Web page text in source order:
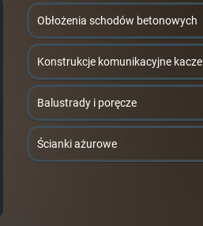
Obłożenia schodów betonowych
Konstrukcje komunikacyjne kacze
Balustrady i poręcze
Ścianki ażurowe